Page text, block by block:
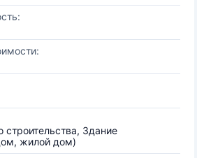
строительства, Здание
жилой дом)